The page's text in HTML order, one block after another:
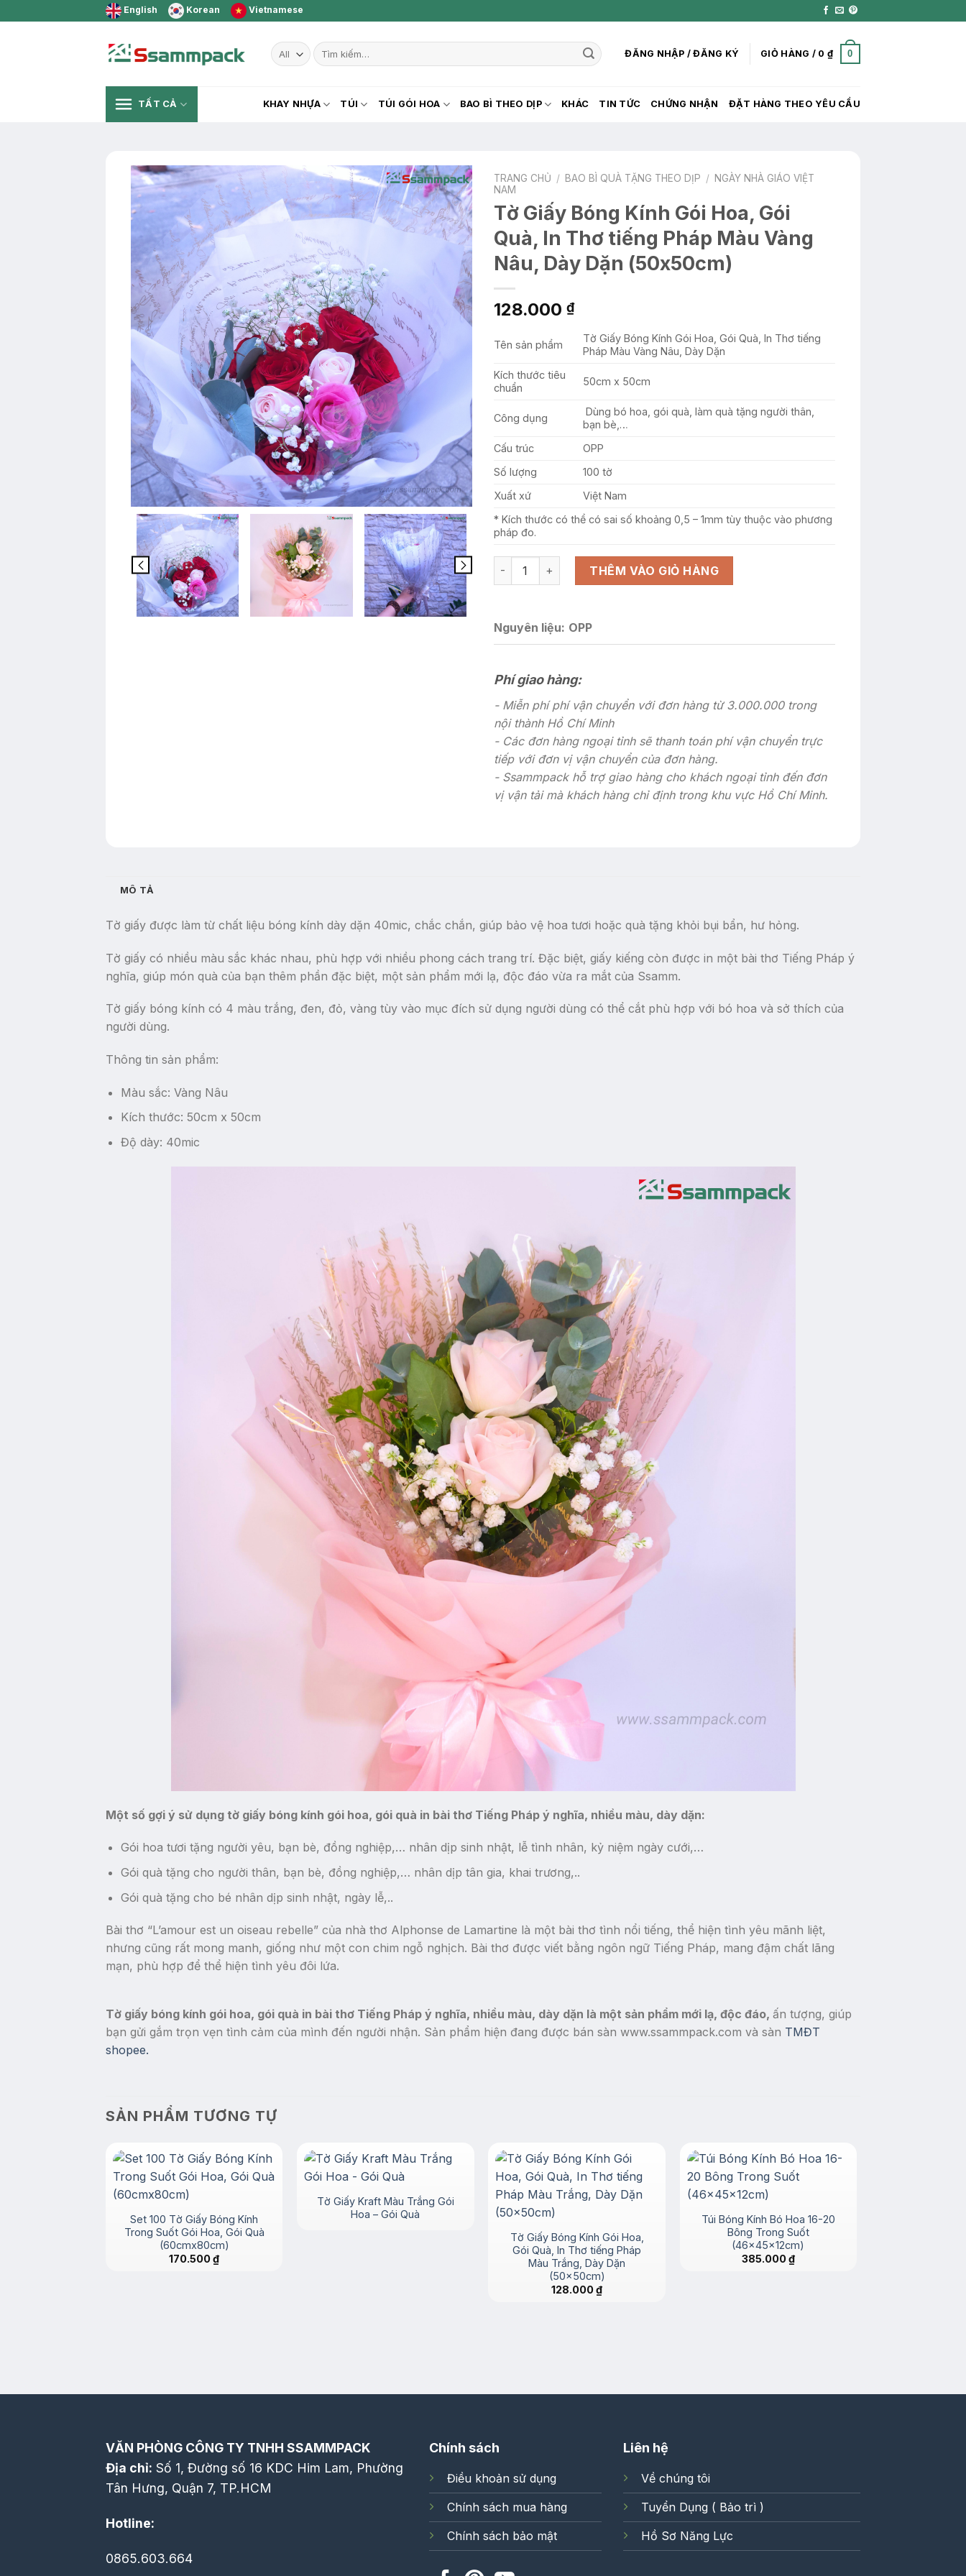
to
English Korean Vietnamese
Tìm
kiếm:
ĐĂNG NHẬP / ĐĂNG KÝ GIỎ HÀNG / 0 ₫ 0
TẤT CẢ KHAY NHỰA TÚI TÚI GÓI HOA BAO BÌ THEO DỊP KHÁC TIN TỨC CHỨNG NHẬN ĐẶT HÀNG THEO YÊU CẦU
TRANG CHỦ / BAO BÌ QUÀ TẶNG THEO DỊP / NGÀY NHÀ GIÁO VIỆT
NAM
Tờ Giấy Bóng Kính Gói Hoa, Gói
Quà, In Thơ tiếng Pháp Màu Vàng
Nâu, Dày Dặn (50x50cm)
128.000 ₫
Tên sản phẩm
Tờ Giấy Bóng Kính Gói Hoa, Gói Quà, In Thơ tiếng
Pháp Màu Vàng Nâu, Dày Dặn
Kích thước tiêu
chuẩn
50cm x 50cm
Công dụng
Dùng bó hoa, gói quà, làm quà tặng người thân,
bạn bè,…
Cấu trúc
OPP
Số lượng
100 tờ
Xuất xứ
Việt Nam
* Kích thước có thể có sai số khoảng 0,5 – 1mm tùy thuộc vào phương
pháp đo.
Tờ Giấy Bóng Kính Gói Hoa, Gói Quà, In Thơ tiếng Pháp Màu Vàng Nâu, Dày Dặn
THÊM VÀO GIỎ HÀNG
Nguyên liệu: OPP
Phí giao hàng:
- Miễn phí phí vận chuyển với đơn hàng từ 3.000.000 trong
nội thành Hồ Chí Minh
- Các đơn hàng ngoại tỉnh sẽ thanh toán phí vận chuyển trực
tiếp với đơn vị vận chuyển của đơn hàng.
- Ssammpack hỗ trợ giao hàng cho khách ngoại tỉnh đến đơn
vị vận tải mà khách hàng chỉ định trong khu vực Hồ Chí Minh.
MÔ TẢ
Tờ giấy được làm từ chất liệu bóng kính dày dặn 40mic, chắc chắn, giúp bảo vệ hoa tươi hoặc quà tặng khỏi bụi bẩn, hư hỏng.
Tờ giấy có nhiều màu sắc khác nhau, phù hợp với nhiều phong cách trang trí. Đặc biệt, giấy kiếng còn được in một bài thơ Tiếng Pháp ý
nghĩa, giúp món quà của bạn thêm phần đặc biệt, một sản phẩm mới lạ, độc đáo vừa ra mắt của Ssamm.
Tờ giấy bóng kính có 4 màu trắng, đen, đỏ, vàng tùy vào mục đích sử dụng người dùng có thể cắt phù hợp với bó hoa và sở thích của
người dùng.
Thông tin sản phẩm:
Màu sắc: Vàng Nâu
Kích thước: 50cm x 50cm
Độ dày: 40mic
Một số gợi ý sử dụng tờ giấy bóng kính gói hoa, gói quà in bài thơ Tiếng Pháp ý nghĩa, nhiều màu, dày dặn:
Gói hoa tươi tặng người yêu, bạn bè, đồng nghiệp,… nhân dịp sinh nhật, lễ tình nhân, kỷ niệm ngày cưới,…
Gói quà tặng cho người thân, bạn bè, đồng nghiệp,… nhân dịp tân gia, khai trương,..
Gói quà tặng cho bé nhân dịp sinh nhật, ngày lễ,..
Bài thơ “L’amour est un oiseau rebelle” của nhà thơ Alphonse de Lamartine là một bài thơ tình nổi tiếng, thể hiện tình yêu mãnh liệt,
nhưng cũng rất mong manh, giống như một con chim ngỗ nghịch. Bài thơ được viết bằng ngôn ngữ Tiếng Pháp, mang đậm chất lãng
mạn, phù hợp để thể hiện tình yêu đôi lứa.
Tờ giấy bóng kính gói hoa, gói quà in bài thơ Tiếng Pháp ý nghĩa, nhiều màu, dày dặn là một sản phẩm mới lạ, độc đáo, ấn tượng, giúp
bạn gửi gắm trọn vẹn tình cảm của mình đến người nhận. Sản phẩm hiện đang được bán sàn www.ssammpack.com và sàn TMĐT
shopee.
SẢN PHẨM TƯƠNG TỰ
Set 100 Tờ Giấy Bóng Kính
Trong Suốt Gói Hoa, Gói Quà
(60cmx80cm)
170.500₫
Tờ Giấy Kraft Màu Trắng Gói
Hoa – Gói Quà
Tờ Giấy Bóng Kính Gói Hoa,
Gói Quà, In Thơ tiếng Pháp
Màu Trắng, Dày Dặn
(50x50cm)
128.000₫
Túi Bóng Kính Bó Hoa 16-20
Bông Trong Suốt
(46x45x12cm)
385.000₫
VĂN PHÒNG CÔNG TY TNHH SSAMMPACK
Địa chỉ: Số 1, Đường số 16 KDC Him Lam, Phường
Tân Hưng, Quận 7, TP.HCM
Hotline:
0865.603.664
Chính sách
Điều khoản sử dụng
Chính sách mua hàng
Chính sách bảo mật
Liên hệ
Về chúng tôi
Tuyển Dụng ( Bảo trì )
Hồ Sơ Năng Lực